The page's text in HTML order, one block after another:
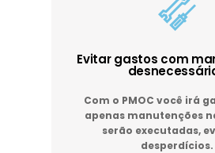
Evitar gastos com
Com o PMOC você irá
apenas manutenções
serão executadas,
desperdícios.